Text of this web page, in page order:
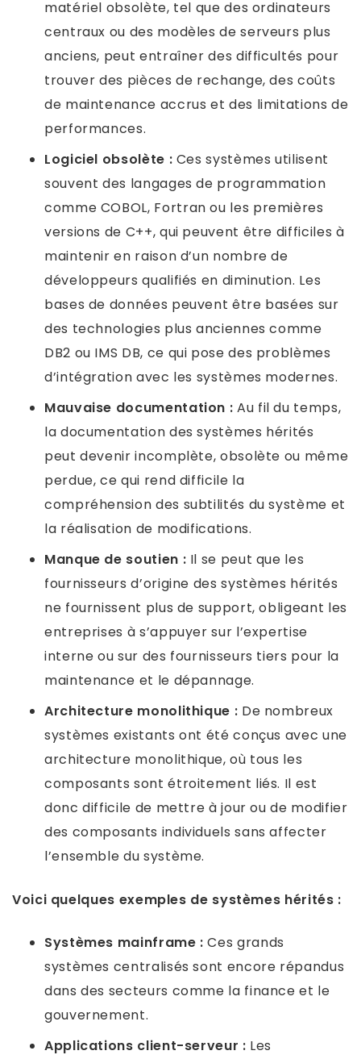
matériel obsolète, tel que des ordinateurs
centraux ou des modèles de serveurs plus
anciens, peut entraîner des difficultés pour
trouver des pièces de rechange, des coûts
de maintenance accrus et des limitations de
performances.
Logiciel obsolète : Ces systèmes utilisent
souvent des langages de programmation
comme COBOL, Fortran ou les premières
versions de C++, qui peuvent être difficiles à
maintenir en raison d’un nombre de
développeurs qualifiés en diminution. Les
bases de données peuvent être basées sur
des technologies plus anciennes comme
DB2 ou IMS DB, ce qui pose des problèmes
d’intégration avec les systèmes modernes.
Mauvaise documentation : Au fil du temps,
la documentation des systèmes hérités
peut devenir incomplète, obsolète ou même
perdue, ce qui rend difficile la
compréhension des subtilités du système et
la réalisation de modifications.
Manque de soutien : Il se peut que les
fournisseurs d’origine des systèmes hérités
ne fournissent plus de support, obligeant les
entreprises à s’appuyer sur l’expertise
interne ou sur des fournisseurs tiers pour la
maintenance et le dépannage.
Architecture monolithique : De nombreux
systèmes existants ont été conçus avec une
architecture monolithique, où tous les
composants sont étroitement liés. Il est
donc difficile de mettre à jour ou de modifier
des composants individuels sans affecter
l’ensemble du système.
Voici quelques exemples de systèmes hérités :
Systèmes mainframe :Ces grands
systèmes centralisés sont encore répandus
dans des secteurs comme la finance et le
gouvernement.
Applications client-serveur : Les